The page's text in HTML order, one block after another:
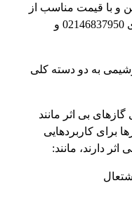
و با قیمت مناسب از
با شماره­ های 02146837950 و
به دو دسته کلی
بی اثر مانند
برای کاربردهایی
دارند، مانند: